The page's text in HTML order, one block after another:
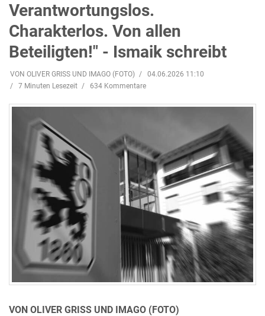
Verantwortungslos.
Charakterlos. Von allen
Beteiligten!" - Ismaik schreibt
VON OLIVER GRISS UND IMAGO (FOTO)
04.06.2026 11:10
7 Minuten Lesezeit
634 Kommentare
VON OLIVER GRISS UND IMAGO (FOTO)